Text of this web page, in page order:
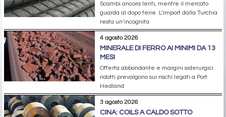
Scambi ancora lenti, mentre il mercato
guarda al dopo ferie. L’import dalla Turchia
resta un’incognita
4 agosto 2026
MINERALE DI FERRO AI MINIMI DA 13
MESI
Offerta abbondante e margini siderurgici
ridotti prevalgono sui rischi legati a Port
Hedland
3 agosto 2026
CINA: COILS A CALDO SOTTO